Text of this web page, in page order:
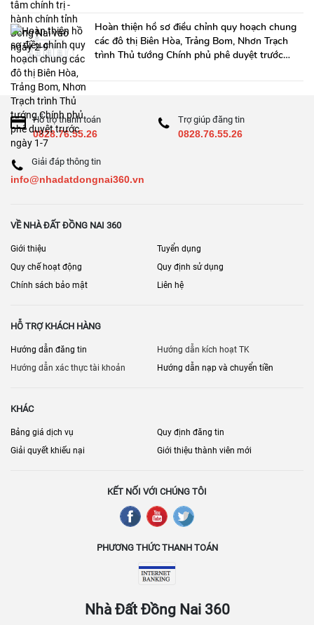
Hoàn thiện hồ sơ điều chỉnh quy hoạch chung
các đô thị Biên Hòa, Trảng Bom, Nhơn Trạch
trình Thủ tướng Chính phủ phê duyệt trước
Hỗ trợ thanh toán
0828.76.55.26
Trợ giúp đăng tin
0828.76.55.26
Giải đáp thông tin
info@nhadatdongnai360.vn
VỀ NHÀ ĐẤT ĐỒNG NAI 360
Giới thiệu
Tuyển dụng
Quy chế hoạt động
Quy định sử dụng
Chính sách bảo mật
Liên hệ
HỖ TRỢ KHÁCH HÀNG
Hướng dẫn đăng tin
Hướng dẫn kích hoạt TK
Hướng dẫn xác thực tài khoản
Hướng dẫn nạp và chuyển tiền
KHÁC
Bảng giá dịch vụ
Quy định đăng tin
Giải quyết khiếu nại
Giới thiệu thành viên mới
KẾT NỐI VỚI CHÚNG TÔI
PHƯƠNG THỨC THANH TOÁN
Nhà Đất Đồng Nai 360